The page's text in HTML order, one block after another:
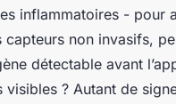
inflammatoires - pour
non invasifs,
détectable avant
? Autant de